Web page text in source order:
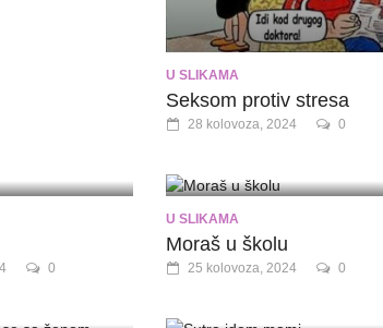
U SLIKAMA
Seksom protiv stresa
28 kolovoza, 2024 0
0
U SLIKAMA
Moraš u školu
25 kolovoza, 2024 0